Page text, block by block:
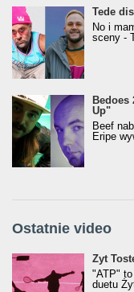
Tede
No i
sceny -
Bedoes
Up"
Beef
Eripe
Ostatnie video
Żyt Toster/SurfAir
Żyt
"ATP"
duetu